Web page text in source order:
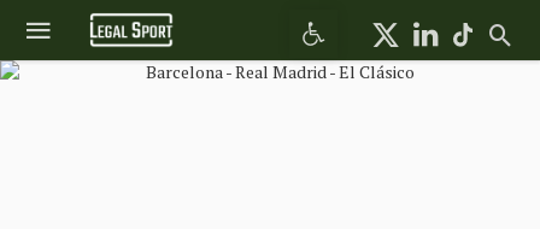
Abrir barra de herramientas